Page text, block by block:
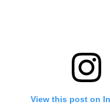
View this post on